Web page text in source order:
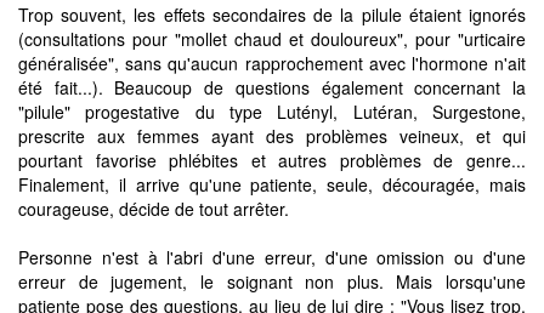
Trop souvent, les effets secondaires de la pilule étaient ignorés
(consultations pour "mollet chaud et douloureux", pour "urticaire
généralisée", sans qu'aucun rapprochement avec l'hormone n'ait
été fait...). Beaucoup de questions également concernant la
"pilule" progestative du type Lutényl, Lutéran, Surgestone,
prescrite aux femmes ayant des problèmes veineux, et qui
pourtant favorise phlébites et autres problèmes de genre...
Finalement, il arrive qu'une patiente, seule, découragée, mais
courageuse, décide de tout arrêter.
Personne n'est à l'abri d'une erreur, d'une omission ou d'une
erreur de jugement, le soignant non plus. Mais lorsqu'une
patiente pose des questions, au lieu de lui dire : "Vous lisez trop,